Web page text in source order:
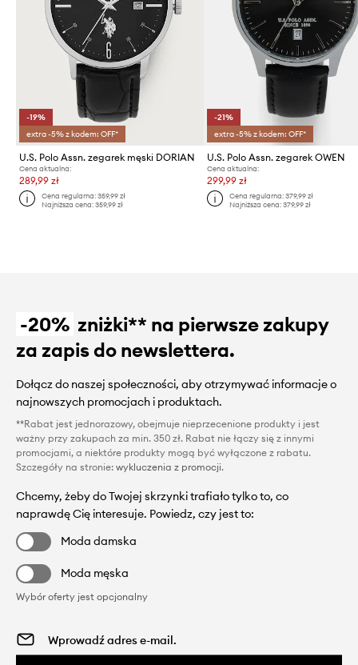
-19%
extra -5% z kodem: OFF*
U.S. Polo Assn. zegarek męski DORIAN
Cena aktualna:
289,99 zł
Cena regularna:359,99 zł
Najniższa cena:359,99 zł
-21%
extra -5% z kodem: OFF*
U.S. Polo Assn. zegarek OWEN
Cena aktualna:
299,99 zł
Cena regularna: 379,99 zł
Najniższa cena: 379,99 zł
-20% zniżki** na pierwsze zakupy
za zapis do newslettera.
Dołącz do naszej społeczności, aby otrzymywać informacje o
najnowszych promocjach i produktach.
**Rabat jest jednorazowy, obejmuje nieprzecenione produkty i jest
ważny przy zakupach za min. 350 zł. Rabat nie łączy się z innymi
promocjami, a niektóre produkty mogą być wyłączone z rabatu.
Szczegóły na stronie: wykluczenia z promocji.
Chcemy, żeby do Twojej skrzynki trafiało tylko to, co
naprawdę Cię interesuje. Powiedz, czy jest to:
Moda damska
Moda męska
Wybór oferty jest opcjonalny